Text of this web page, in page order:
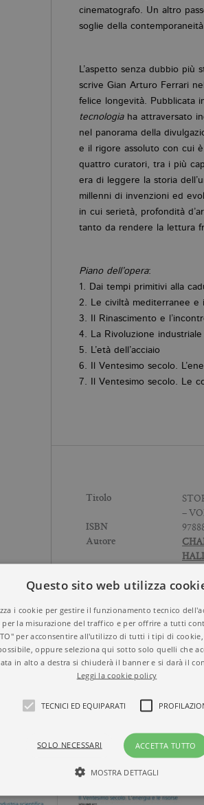
cinematografo. Un altro
soglie della
L’aspetto senza dubbio più
scrive Gian Arturo Ferrari
felice longevità. Pubblicata
tecnologiaha attraversato
nel panorama della
e il rigore assoluto con cui
quattro curatori, tra i più
era di leggere la storia
millenni di invenzioni ed
in cui serietà, profondità
tanto da rendere la lettura
Piano dell’opera:
1. Dai tempi primitivi alla
2. Le civiltà mediterranee e
3. Il Rinascimento e
4. La Rivoluzione industriale
5. L’età dell’acciaio
6. Il Ventesimo secolo.
7. Il Ventesimo secolo. Le
Titolo
–
ISBN
Autore
Collana I
Anno 2013
Formato
392
Questo sito web utilizza
i cookie per gestire il funzionamento tecnico
per la misurazione del traffico e per offrire a tutti
per acconsentire all'utilizzo di tutti i tipi di
oppure seleziona qui sotto solo quelli che
in alto a destra si chiuderà il banner e si darà il
Leggi la cookie policy
TECNICI ED EQUIPARATI
ACCETTA TUTTO
SOLO NECESSARI
MOSTRA DETTAGLI